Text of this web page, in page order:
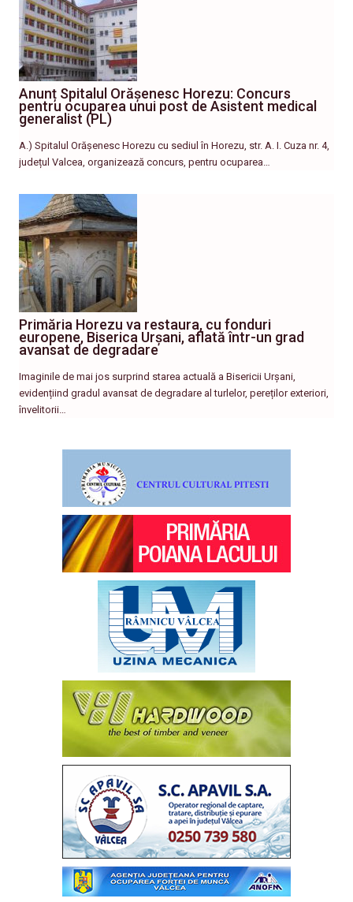
Anunț Spitalul Orășenesc Horezu: Concurs
pentru ocuparea unui post de Asistent medical
generalist (PL)
A.) Spitalul Orășenesc Horezu cu sediul în Horezu, str. A. I. Cuza nr. 4,
județul Valcea, organizează concurs, pentru ocuparea…
Primăria Horezu va restaura, cu fonduri
europene, Biserica Urșani, aflată într-un grad
avansat de degradare
Imaginile de mai jos surprind starea actuală a Bisericii Urșani,
evidențiind gradul avansat de degradare al turlelor, pereților exteriori,
învelitorii…